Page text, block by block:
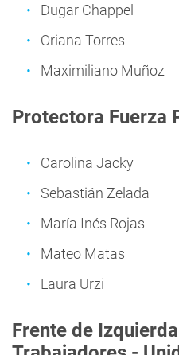
Dugar Chappel
Oriana Torres
Maximiliano Muñoz
Protectora Fuerza
Carolina Jacky
Sebastián Zelada
María Inés Rojas
Mateo Matas
Laura Urzi
Frente de